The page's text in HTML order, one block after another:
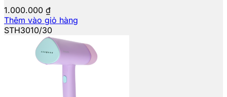
1.000.000 ₫
Thêm vào giỏ hàng
STH3010/30